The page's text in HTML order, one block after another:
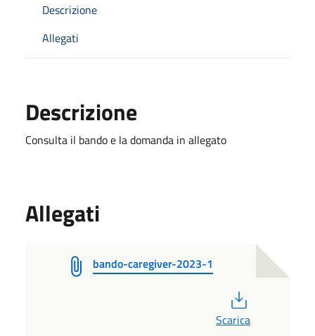
Descrizione
Allegati
Descrizione
Consulta il bando e la domanda in allegato
Allegati
bando-caregiver-2023-1
Scarica